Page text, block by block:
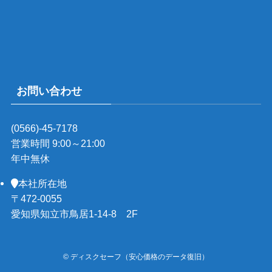
お問い合わせ
(0566)-45-7178
営業時間 9:00～21:00
年中無休
本社所在地
〒472-0055
愛知県知立市鳥居1-14-8 2F
© ディスクセーフ（安心価格のデータ復旧）